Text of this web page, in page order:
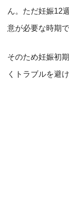
ん。ただ妊娠12
意が必要な時期で
そのため妊娠初
くトラブルを避